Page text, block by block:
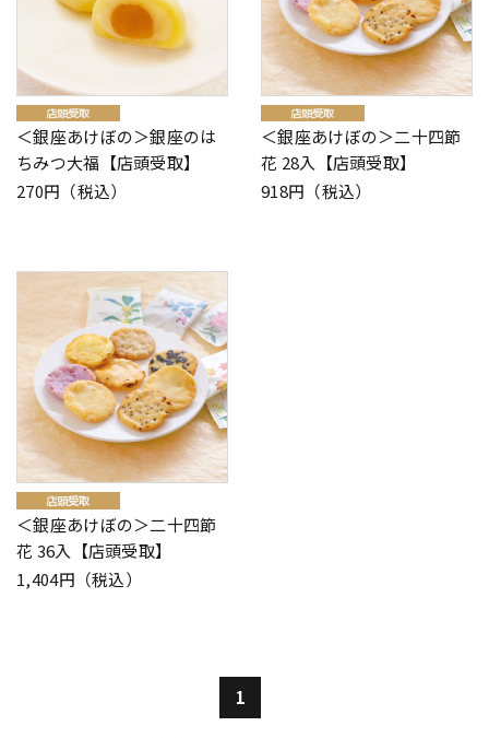
＜銀座あけぼの＞銀座のは
ちみつ大福【店頭受取】
270円（税込）
＜銀座あけぼの＞二十四節
花 28入【店頭受取】
918円（税込）
＜銀座あけぼの＞二十四節
花 36入【店頭受取】
1,404円（税込）
1